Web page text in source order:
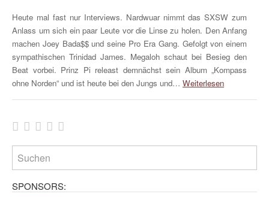
Heute mal fast nur Interviews. Nardwuar nimmt das SXSW zum
Anlass um sich ein paar Leute vor die Linse zu holen. Den Anfang
machen Joey Bada$$ und seine Pro Era Gang. Gefolgt von einem
sympathischen Trinidad James. Megaloh schaut bei Besieg den
Beat vorbei. Prinz Pi releast demnächst sein Album „Kompass
ohne Norden“ und ist heute bei den Jungs und… Weiterlesen
SPONSORS: